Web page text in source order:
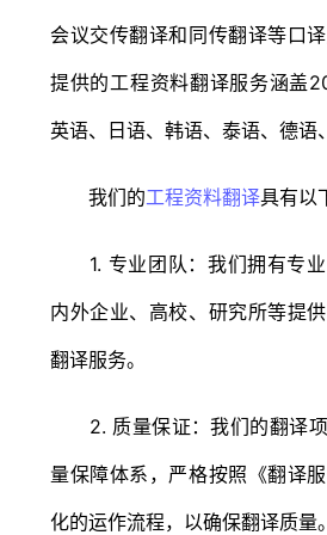
会议交传翻译和同传翻译等口
提供的工程资料翻译服务涵盖
英语、日语、韩语、泰语、德语
我们的工程资料翻译具有以
1. 专业团队：我们拥有专业
内外企业、高校、研究所等提
翻译服务。
2. 质量保证：我们的翻译项
量保障体系，严格按照《翻译
化的运作流程，以确保翻译质量。